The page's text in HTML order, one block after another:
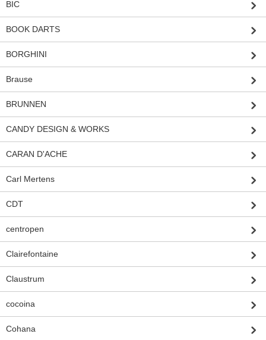
BIC
BOOK DARTS
BORGHINI
Brause
BRUNNEN
CANDY DESIGN & WORKS
CARAN D'ACHE
Carl Mertens
CDT
centropen
Clairefontaine
Claustrum
cocoina
Cohana